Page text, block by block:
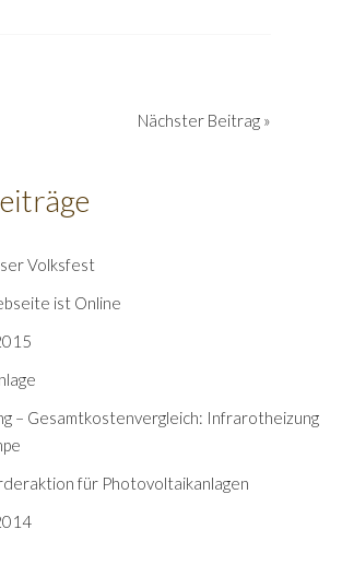
Nächster Beitrag »
Volksfest
ist Online
– Gesamtkostenvergleich: Infrarotheizung
für Photovoltaikanlagen